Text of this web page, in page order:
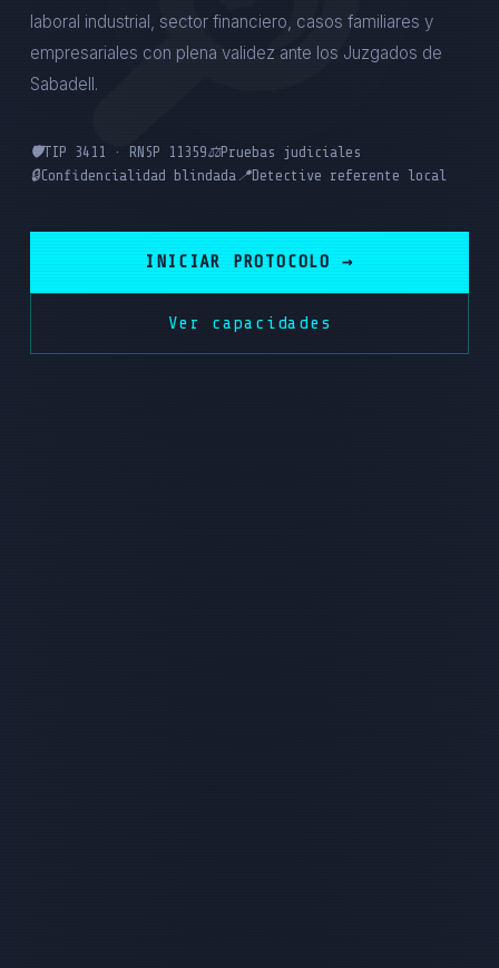
laboral industrial, sector financiero, casos familiares y
empresariales con plena validez ante los Juzgados de
Sabadell.
🛡️TIP 3411 · RNSP 11359⚖️Pruebas judiciales
🔒Confidencialidad blindada 📍Detective referente local
INICIAR PROTOCOLO →
Ver capacidades